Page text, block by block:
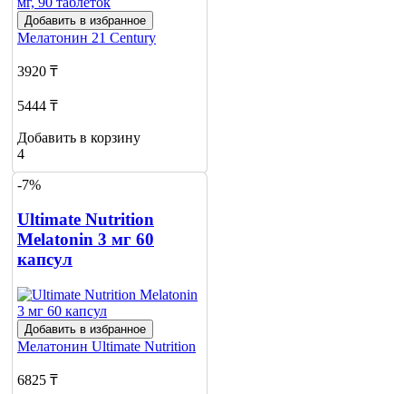
Добавить в избранное
Мелатонин 21 Century
3920 ₸
5444 ₸
Добавить в корзину
4
-7%
Ultimate Nutrition
Melatonin 3 мг 60
капсул
Добавить в избранное
Мелатонин Ultimate Nutrition
6825 ₸